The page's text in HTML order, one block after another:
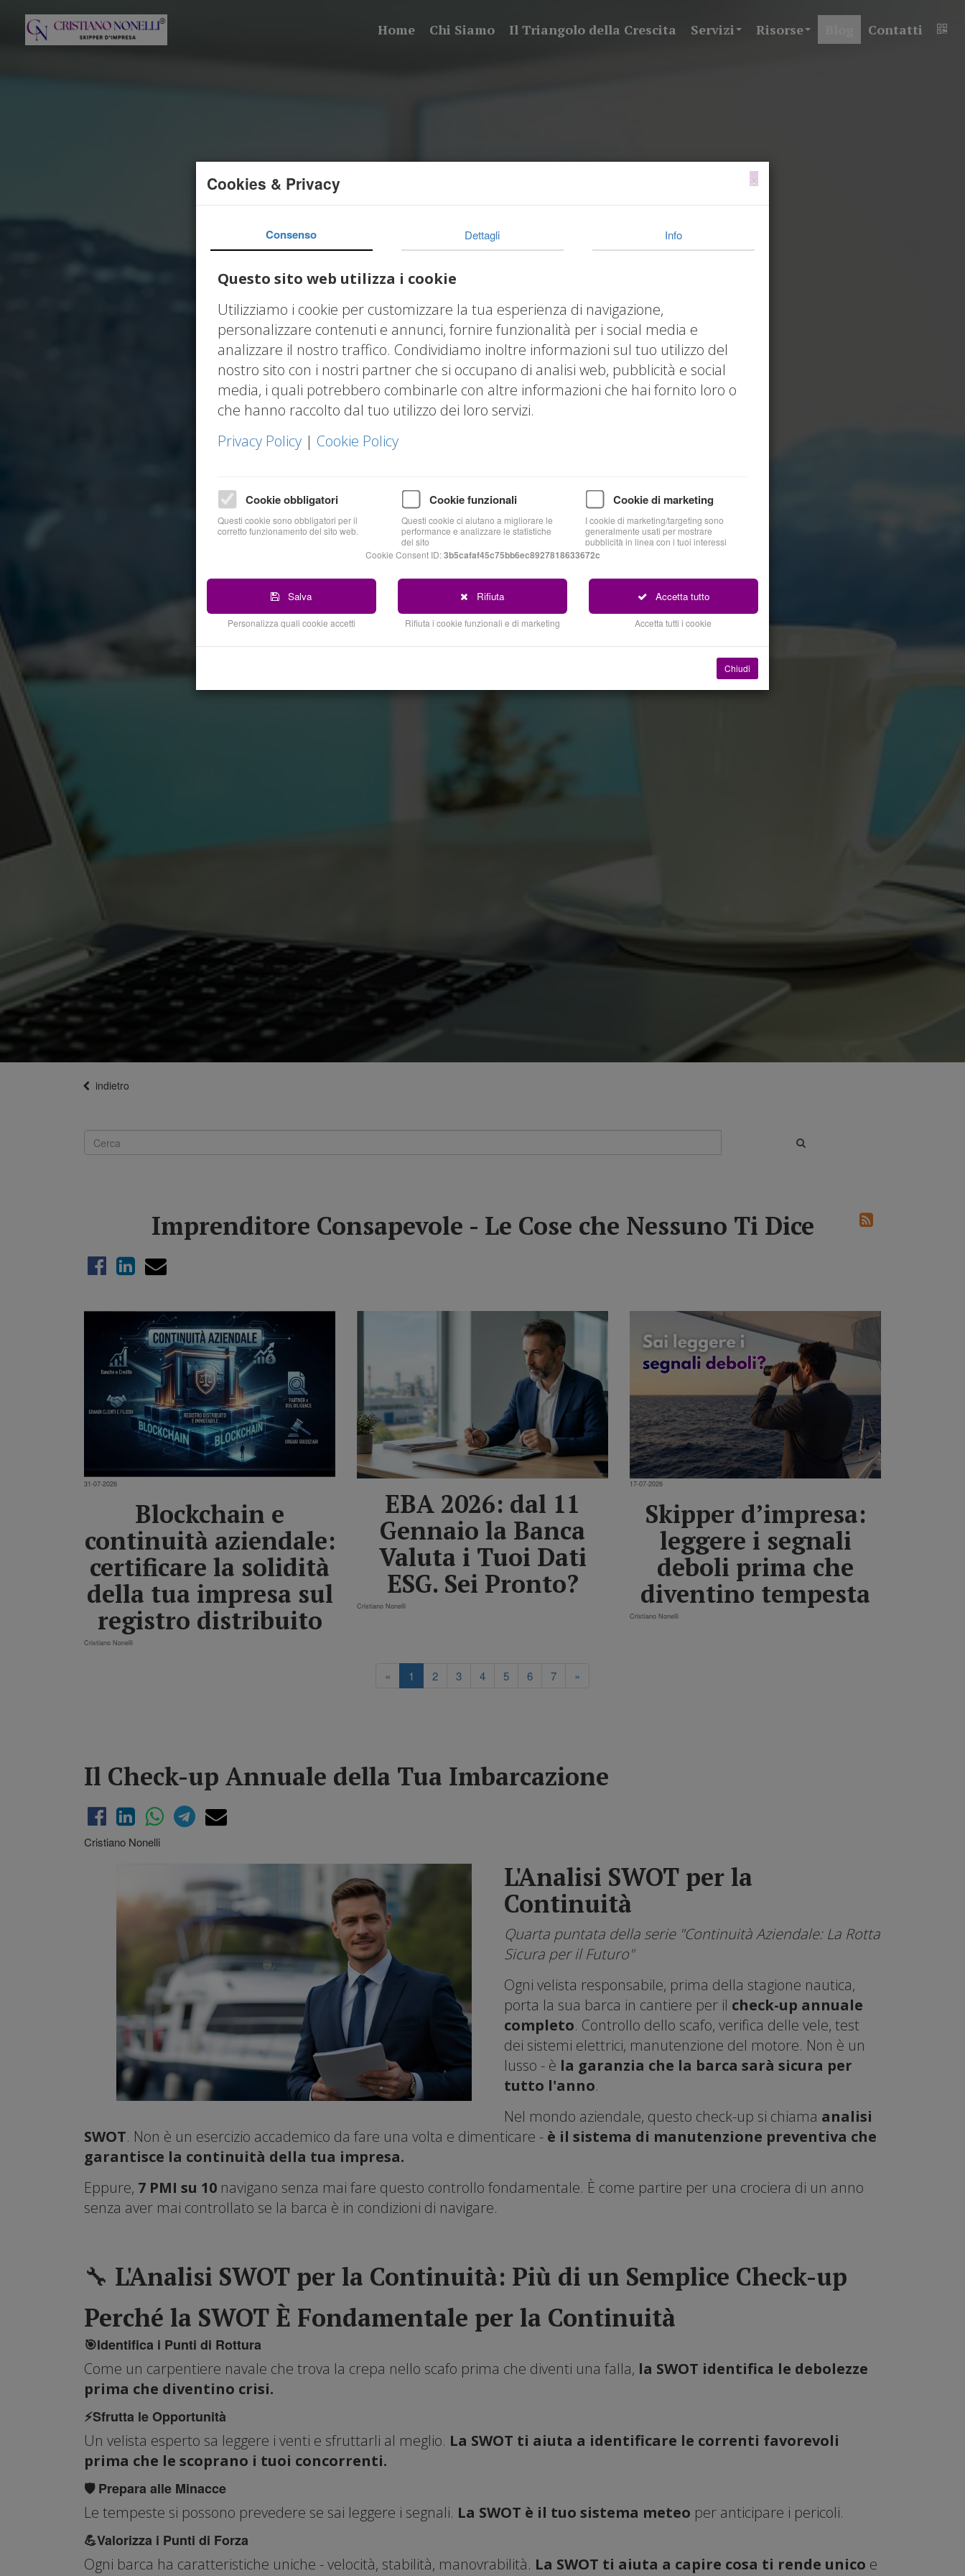
Home Chi Siamo Il Triangolo della Crescita Servizi Risorse Contatti
Blog
indietro
Imprenditore Consapevole - Le Cose che Nessuno Ti Dice
31-07-2026
Blockchain e
continuità aziendale:
certificare la solidità
della tua impresa sul
registro distribuito
Cristiano Nonelli
EBA 2026: dal 11
Gennaio la Banca
Valuta i Tuoi Dati
ESG. Sei Pronto?
Cristiano Nonelli
17-07-2026
Skipper d’impresa:
leggere i segnali
deboli prima che
diventino tempesta
Cristiano Nonelli
« 1 2 3 4 5 6 7 »
Il Check-up Annuale della Tua Imbarcazione
Cristiano Nonelli
L'Analisi SWOT per la
Continuità
Quarta puntata della serie "Continuità Aziendale: La Rotta
Sicura per il Futuro"
Ogni velista responsabile, prima della stagione nautica,
porta la sua barca in cantiere per il check-up annuale
completo. Controllo dello scafo, verifica delle vele, test
dei sistemi elettrici, manutenzione del motore. Non è un
lusso - è la garanzia che la barca sarà sicura per
tutto l'anno.
Nel mondo aziendale, questo check-up si chiama analisi
SWOT. Non è un esercizio accademico da fare una volta e dimenticare - è il sistema di manutenzione preventiva che
garantisce la continuità della tua impresa.
Eppure, 7 PMI su 10 navigano senza mai fare questo controllo fondamentale. È come partire per una crociera di un anno
senza aver mai controllato se la barca è in condizioni di navigare.
🔧 L'Analisi SWOT per la Continuità: Più di un Semplice Check-up
Perché la SWOT È Fondamentale per la Continuità
🎯Identifica i Punti di Rottura
Come un carpentiere navale che trova la crepa nello scafo prima che diventi una falla, la SWOT identifica le debolezze
prima che diventino crisi.
⚡Sfrutta le Opportunità
Un velista esperto sa leggere i venti e sfruttarli al meglio. La SWOT ti aiuta a identificare le correnti favorevoli
prima che le scoprano i tuoi concorrenti.
🛡 Prepara alle Minacce
Le tempeste si possono prevedere se sai leggere i segnali. La SWOT è il tuo sistema meteo per anticipare i pericoli.
💪Valorizza i Punti di Forza
Ogni barca ha caratteristiche uniche - velocità, stabilità, manovrabilità. La SWOT ti aiuta a capire cosa ti rende unico e
×
Cookies & Privacy
Consenso Dettagli Info
Questo sito web utilizza i cookie
Utilizziamo i cookie per customizzare la tua esperienza di navigazione,
personalizzare contenuti e annunci, fornire funzionalità per i social media e
analizzare il nostro traffico. Condividiamo inoltre informazioni sul tuo utilizzo del
nostro sito con i nostri partner che si occupano di analisi web, pubblicità e social
media, i quali potrebbero combinarle con altre informazioni che hai fornito loro o
che hanno raccolto dal tuo utilizzo dei loro servizi.
Privacy Policy | Cookie Policy
Cookie obbligatori
Questi cookie sono obbligatori per il
corretto funzionamento del sito web.
Cookie funzionali
Questi cookie ci aiutano a migliorare le
performance e analizzare le statistiche
del sito
Cookie di marketing
I cookie di marketing/targeting sono
generalmente usati per mostrare
pubblicità in linea con i tuoi interessi
Cookie Consent ID:3b5cafaf45c75bb6ec8927818633672c
Salva
Personalizza quali cookie accetti
Rifiuta
Rifiuta i cookie funzionali e di marketing
Accetta tutto
Accetta tutti i cookie
Chiudi